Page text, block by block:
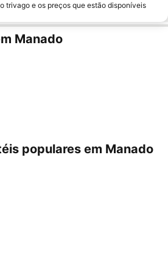
trivago e os preços que estão disponíveis
Manado
populares em Manado